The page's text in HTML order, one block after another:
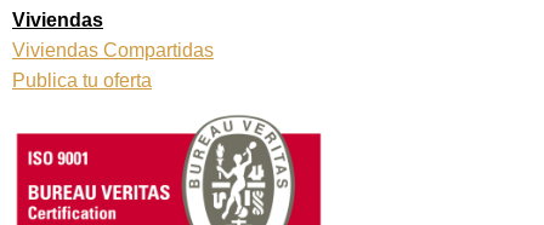
Viviendas
Viviendas Compartidas
Publica tu oferta